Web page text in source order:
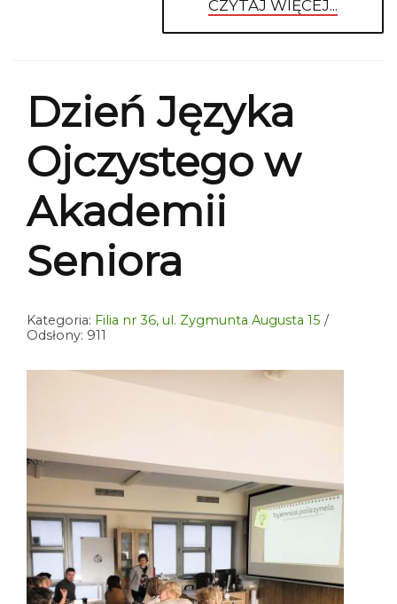
CZYTAJ WIĘCEJ...
Dzień Języka
Ojczystego w
Akademii
Seniora
Kategoria: Filia nr 36, ul. Zygmunta Augusta 15
Odsłony: 911